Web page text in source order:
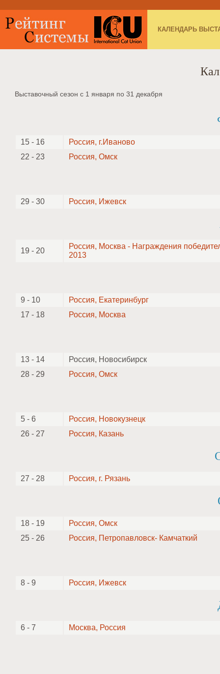
КАЛЕНДАРЬ
Выставочный сезон с 1 января по 31 декабря
15 - 16
Россия, г.Иваново
22 - 23
Россия, Омск
29 - 30 Россия, Ижевск
19 - 20
Россия, Москва - Награждения
2013
9 - 10
Россия, Екатеринбург
17 - 18
Россия, Москва
13 - 14
Россия, Новосибирск
28 - 29
Россия, Омск
5 - 6
Россия, Новокузнецк
26 - 27
Россия, Казань
27 - 28 Россия, г. Рязань
18 - 19
Россия, Омск
25 - 26
Россия, Петропавловск- Камчаткий
8 - 9 Россия, Ижевск
6 - 7 Москва, Россия